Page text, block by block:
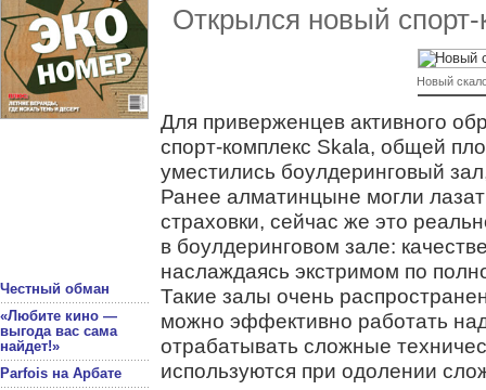
Честный обман
«Любите кино —
выгода вас сама
найдет!»
Parfois на Арбате
Открылся новый спорт-
Новый
Для приверженцев активного
спорт-комплекс Skala, общей
уместились боулдеринговый
Ранее алматинцыне могли
страховки, сейчас же это
в боулдеринговом зале:
наслаждаясь экстримом по
Такие залы очень
можно эффективно работать
отрабатывать сложные
используются при одолении